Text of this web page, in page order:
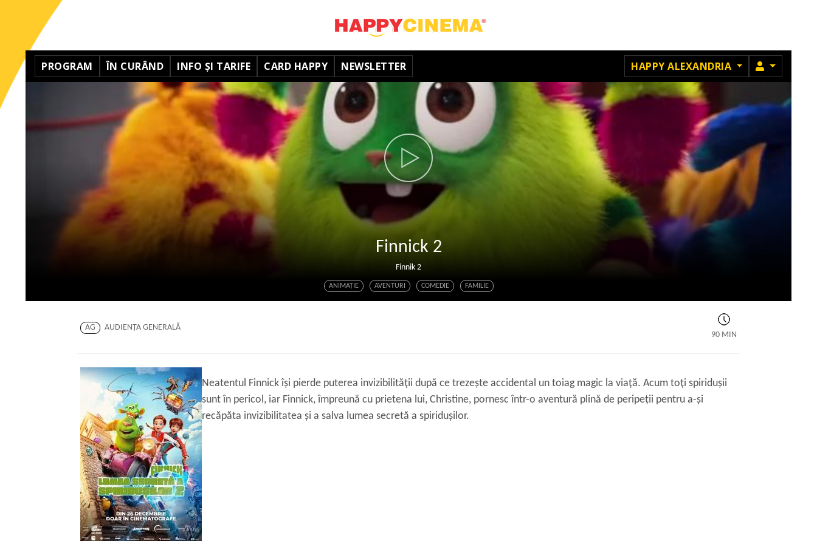
PROGRAM ÎN CURÂND INFO ȘI TARIFE CARD HAPPY NEWSLETTER HAPPY ALEXANDRIA MEMBRU
Finnick 2
Finnik 2
ANIMAŢIE AVENTURI COMEDIE FAMILIE
AG
AUDIENŢA GENERALĂ
90 MIN
Neatentul Finnick își pierde puterea invizibilității după ce trezește accidental un toiag magic la viață. Acum toți spiridușii
sunt în pericol, iar Finnick, împreună cu prietena lui, Christine, pornesc într-o aventură plină de peripeții pentru a-și
recăpăta invizibilitatea și a salva lumea secretă a spiridușilor.